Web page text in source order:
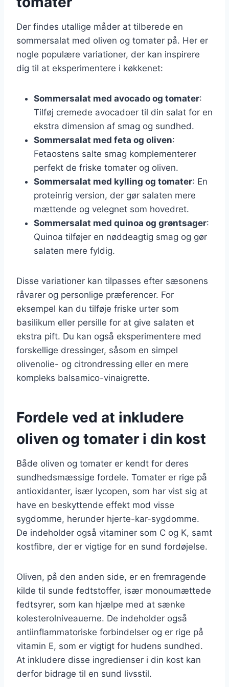
Der findes utallige måder at tilberede en
sommersalat med oliven og tomater på. Her er
nogle populære variationer, der kan inspirere
dig til at eksperimentere i køkkenet:
Sommersalat med avocado og tomater:
Tilføj cremede avocadoer til din salat for en
ekstra dimension af smag og sundhed.
Sommersalat med feta og oliven:
Fetaostens salte smag komplementerer
perfekt de friske tomater og oliven.
Sommersalat med kylling og tomater: En
proteinrig version, der gør salaten mere
mættende og velegnet som hovedret.
Sommersalat med quinoa og grøntsager:
Quinoa tilføjer en nøddeagtig smag og gør
salaten mere fyldig.
Disse variationer kan tilpasses efter sæsonens
råvarer og personlige præferencer. For
eksempel kan du tilføje friske urter som
basilikum eller persille for at give salaten et
ekstra pift. Du kan også eksperimentere med
forskellige dressinger, såsom en simpel
olivenolie- og citrondressing eller en mere
kompleks balsamico-vinaigrette.
Fordele ved at inkludere
oliven og tomater i din kost
Både oliven og tomater er kendt for deres
sundhedsmæssige fordele. Tomater er rige på
antioxidanter, især lycopen, som har vist sig at
have en beskyttende effekt mod visse
sygdomme, herunder hjerte-kar-sygdomme.
De indeholder også vitaminer som C og K, samt
kostfibre, der er vigtige for en sund fordøjelse.
Oliven, på den anden side, er en fremragende
kilde til sunde fedtstoffer, især monoumættede
fedtsyrer, som kan hjælpe med at sænke
kolesterolniveauerne. De indeholder også
antiinflammatoriske forbindelser og er rige på
vitamin E, som er vigtigt for hudens sundhed.
At inkludere disse ingredienser i din kost kan
derfor bidrage til en sund livsstil.